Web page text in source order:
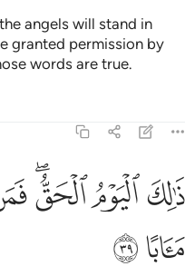
angels will stand in
granted permission by
words are true.
ذالك اليوم الحق فمن شاء اتخذ
ذَٰلِكَ ٱلْيَوْمُ ٱلْحَقُّ ۖ فَمَن شَآءَ ٱتَّخَذَ إِلَىٰ
ﱷﱸﱹﱺ
ﲀﲁ